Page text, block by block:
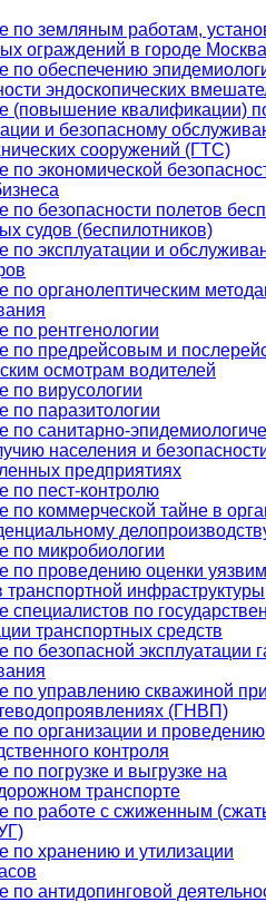
по земляным работам,
ограждений в городе Москва
по обеспечению
эндоскопических
(повышение квалификации)
и безопасному
сооружений (ГТС)
по экономической
по безопасности полетов
судов (беспилотников)
по эксплуатации и
по органолептическим
по рентгенологии
по предрейсовым и
осмотрам водителей
по вирусологии
по паразитологии
по санитарно-
населения и
предприятиях
по пест-контролю
по коммерческой тайне в
по микробиологии
по проведению оценки
транспортной инфраструктуры
специалистов по
транспортных средств
по безопасной эксплуатации
по управлению скважиной при
(ГНВП)
по организации и проведению
контроля
по погрузке и выгрузке на
транспорте
по работе с сжиженным
по хранению и утилизации
по антидопинговой